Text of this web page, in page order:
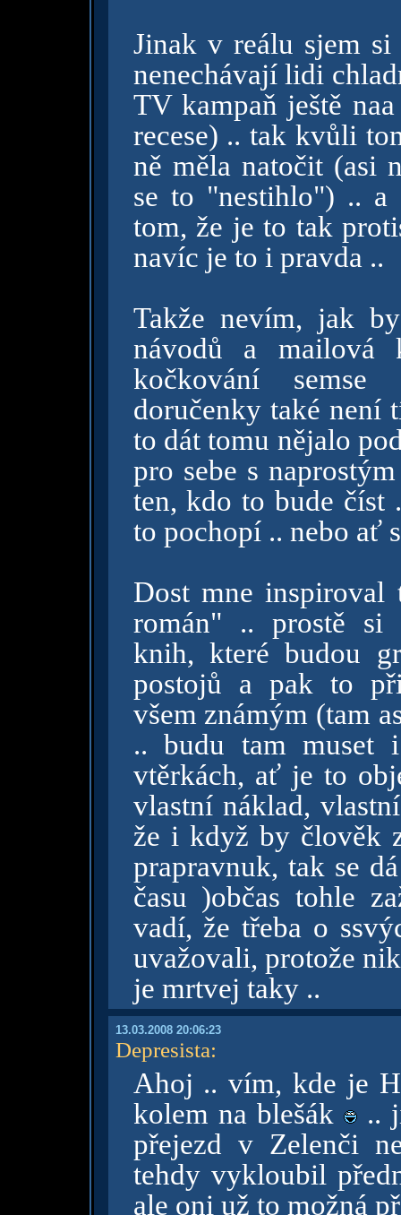
Jinak v reálu sjem
nenechávají lidi
TV kampaň ještě
recese) .. tak kvůli
ně měla natočit (asi
se to "nestihlo") .. a
tom, že je to tak
navíc je to i pravda ..
Takže nevím, jak
návodů a mailová
kočkování semse
doručenky také není
to dát tomu nějalo
pro sebe s
ten, kdo to bude číst
to pochopí .. nebo ať
Dost mne
román" .. prostě si
knih, které budou
postojů a pak to
všem známým (tam
.. budu tam muset
vtěrkách, ať je to
vlastní náklad,
že i když by člověk
prapravnuk, tak se
času )občas tohle
vadí, že třeba o
uvažovali, protože
je mrtvej taky ..
13.03.2008 20:06:23
Depresista:
Ahoj .. vím, kde je
kolem na blešák
..
přejezd v Zelenči
tehdy vykloubil
ale oni už to možná